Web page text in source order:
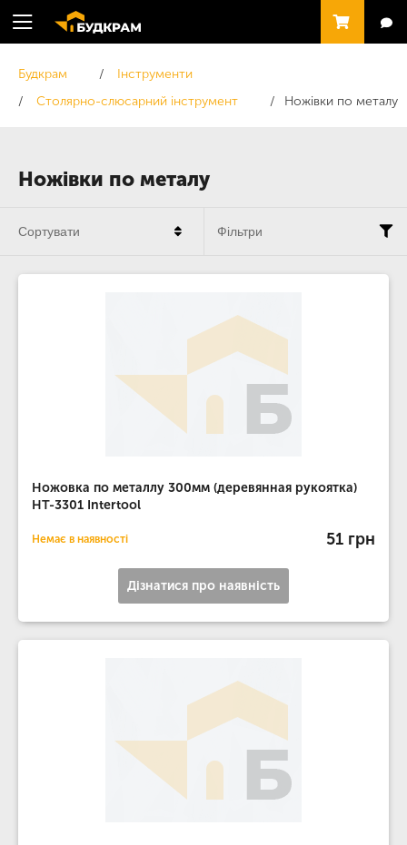
Ножівки по металу
Будкрам
Інструменти
Столярно-слюсарний інструмент
Ножівки по металу
Ножовка по металлу 300мм (деревянная рукоятка)
HT-3301 Intertool
Немає в наявності 51 грн
Дізнатися про наявність
Сортувати Фільтри